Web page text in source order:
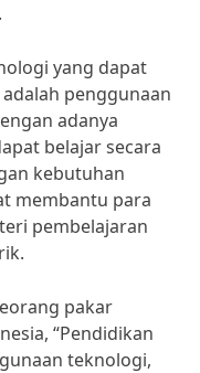
yang dapat
penggunaan
adanya
belajar secara
kebutuhan
membantu para
pembelajaran
pakar
“Pendidikan
teknologi,